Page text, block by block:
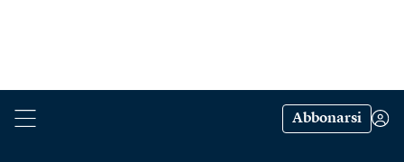
Abbonarsi